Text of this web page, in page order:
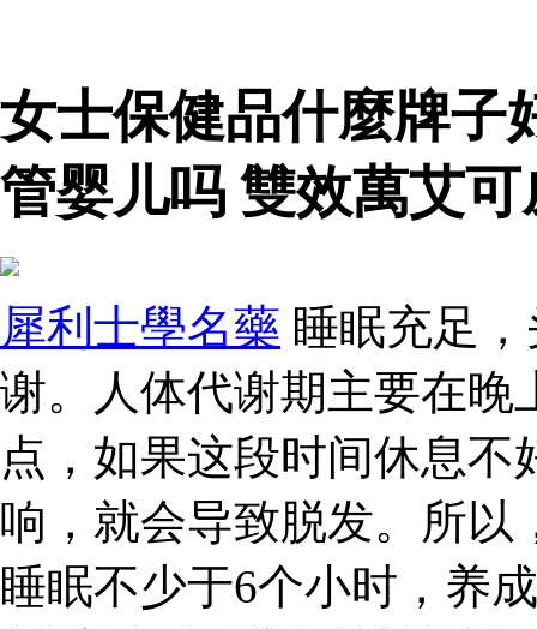
女士保健品什麼牌子
管婴儿吗 雙效萬艾可
犀利士學名藥 睡眠充足
谢。人体代谢期主要在晚
点，如果这段时间休息
响，就会导致脱发。所以
睡眠不少于6个小时，养